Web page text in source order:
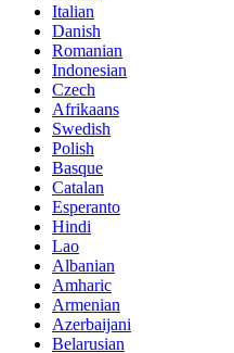
Italian
Danish
Romanian
Indonesian
Czech
Afrikaans
Swedish
Polish
Basque
Catalan
Esperanto
Hindi
Lao
Albanian
Amharic
Armenian
Azerbaijani
Belarusian